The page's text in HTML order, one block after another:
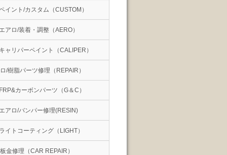
ペイント/カスタム（CUSTOM）
エアロ/装着・調整（AERO）
キャリパーペイント（CALIPER）
/樹脂パーツ修理（REPAIR）
FRP&カーボンパーツ（G＆C）
エアロ/バンパー修理(RESIN)
ライトコーティング（LIGHT）
金修理（CAR REPAIR）